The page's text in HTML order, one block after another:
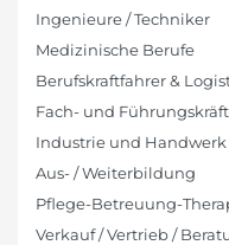
Ingenieure / Techniker
Medizinische Berufe
Berufskraftfahrer &
Fach- und
Industrie und Handwerk
Aus- / Weiterbildung
Pflege-Betreuung-
Verkauf / Vertrieb /